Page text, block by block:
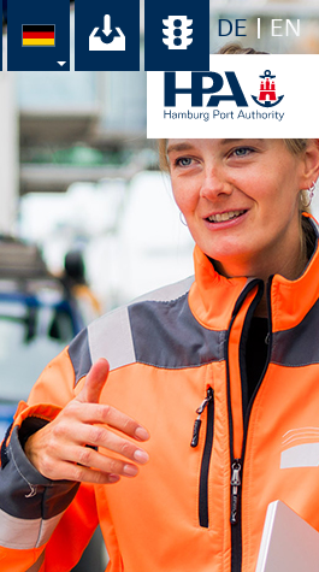
DE EN
Suche Ihr Download-